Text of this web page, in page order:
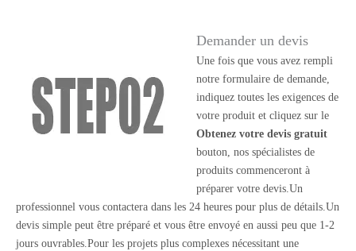
Demander un devis
Une fois que vous avez rempli
notre formulaire de demande,
indiquez toutes les exigences de
votre produit et cliquez sur le
Obtenez votre devis gratuit
bouton, nos spécialistes de
produits commenceront à
préparer votre devis.Un
professionnel vous contactera dans les 24 heures pour plus de détails.Un
devis simple peut être préparé et vous être envoyé en aussi peu que 1-2
jours ouvrables.Pour les projets plus complexes nécessitant une